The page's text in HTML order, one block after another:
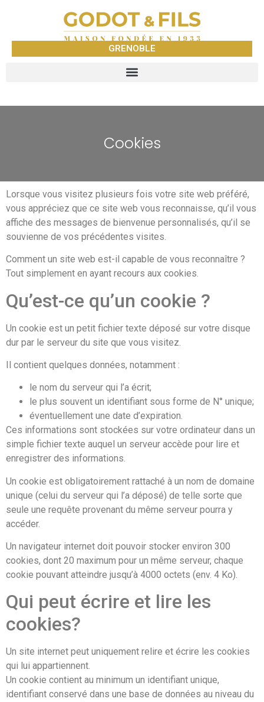
GRENOBLE
Cookies
Lorsque vous visitez plusieurs fois votre site web préféré,
vous appréciez que ce site web vous reconnaisse, qu’il vous
affiche des messages de bienvenue personnalisés, qu’il se
souvienne de vos précédentes visites.
Comment un site web est-il capable de vous reconnaître ?
Tout simplement en ayant recours aux cookies.
Qu’est-ce qu’un cookie ?
Un cookie est un petit fichier texte déposé sur votre disque
dur par le serveur du site que vous visitez.
Il contient quelques données, notamment :
le nom du serveur qui l’a écrit;
le plus souvent un identifiant sous forme de N° unique;
éventuellement une date d’expiration.
Ces informations sont stockées sur votre ordinateur dans un
simple fichier texte auquel un serveur accède pour lire et
enregistrer des informations.
Un cookie est obligatoirement rattaché à un nom de domaine
unique (celui du serveur qui l’a déposé) de telle sorte que
seule une requête provenant du même serveur pourra y
accéder.
Un navigateur internet doit pouvoir stocker environ 300
cookies, dont 20 maximum pour un même serveur, chaque
cookie pouvant atteindre jusqu’à 4000 octets (env. 4 Ko).
Qui peut écrire et lire les
cookies?
Un site internet peut uniquement relire et écrire les cookies
qui lui appartiennent.
Un cookie contient au minimum un identifiant unique,
identifiant conservé dans une base de données au niveau du